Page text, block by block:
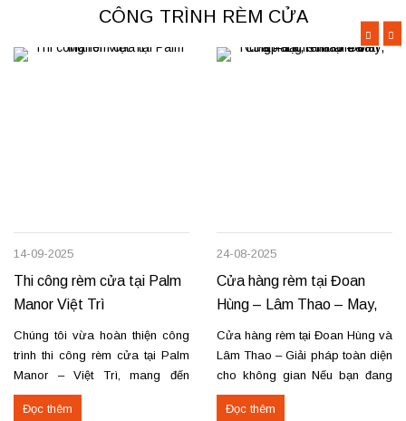
CÔNG TRÌNH RÈM CỬA
14-09-2025
Thi công rèm cửa tại Palm
Manor Việt Trì
Chúng tôi vừa hoàn thiện công
trình thi công rèm cửa tại Palm
Manor – Việt Trì, mang đến
không gian sang trọng và tiện
nghi cho các căn hộ cao cấp.
Đọc thêm
24-08-2025
Cửa hàng rèm tại Đoan
Hùng – Lâm Thao – May,
lắp đặt, sửa chữa
Cửa hàng rèm tại Đoan Hùng và
Lâm Thao – Giải pháp toàn diện
cho không gian Nếu bạn đang
tìm nơi may, lắp đặt rèm cửa
hoặc cần sửa chữa rèm hỏng tại
Đọc thêm